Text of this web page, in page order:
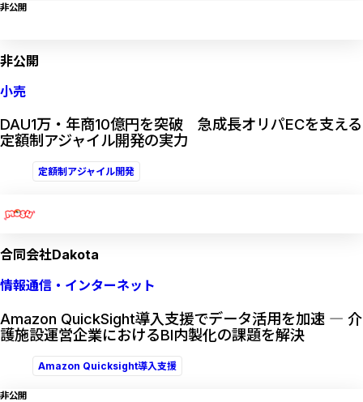
非公開
非公開
小売
DAU1万・年商10億円を突破 急成長オリパECを支える
定額制アジャイル開発の実力
定額制アジャイル開発
合同会社Dakota
情報通信・インターネット
Amazon QuickSight導入支援でデータ活用を加速 ― 介
護施設運営企業におけるBI内製化の課題を解決
Amazon Quicksight導入支援
非公開